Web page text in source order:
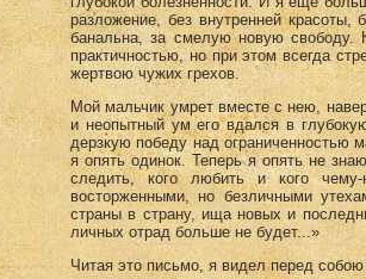
разложение, без внутренней красоты,
банальна, за смелую новую свободу.
практичностью, но при этом всегда
жертвою чужих грехов.
Мой мальчик умрет вместе с нею,
и неопытный ум его вдался в
дерзкую победу над
я опять одинок. Теперь я опять не
следить, кого любить и кого
восторженными, но безличными
страны в страну, ища новых и
личных отрад больше не будет...»
Читая это письмо, я видел перед